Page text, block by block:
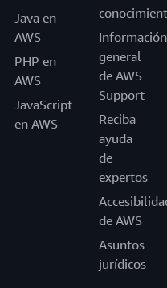
Java en
AWS
PHP en
AWS
JavaScript
en AWS
Información
general
de AWS
Support
Reciba
ayuda
de
expertos
de AWS
Asuntos
jurídicos